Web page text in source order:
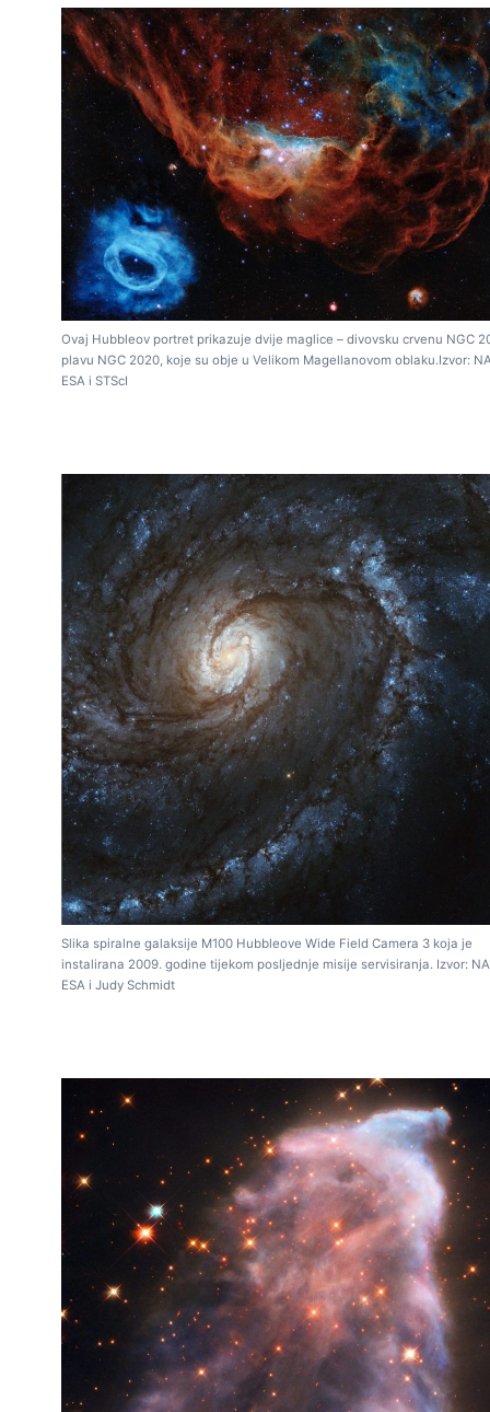
Ovaj Hubbleov portret prikazuje dvije maglice – divovsku crvenu NGC
plavu NGC 2020, koje su obje u Velikom Magellanovom oblaku.Izvor:
ESA i STScI
Slika spiralne galaksije M100 Hubbleove Wide Field Camera 3 koja je
instalirana 2009. godine tijekom posljednje misije servisiranja. Izvor:
ESA i Judy Schmidt